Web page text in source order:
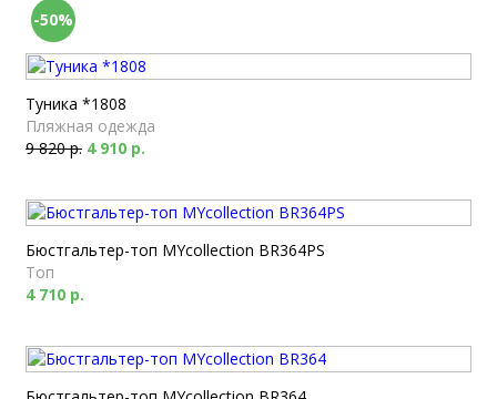
-50%
Туника *1808
Пляжная одежда
9 820 р. 4 910 р.
Бюстгальтер-топ MYcollection BR364PS
Топ
4 710 р.